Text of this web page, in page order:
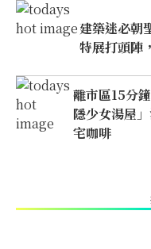
建築迷必朝
特展打頭陣
離市區15分
隱少女湯屋
宅咖啡